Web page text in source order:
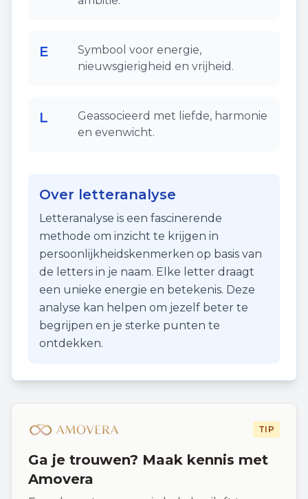
E
Symbool voor energie,
nieuwsgierigheid en vrijheid.
L
Geassocieerd met liefde, harmonie
en evenwicht.
Over letteranalyse
Letteranalyse is een fascinerende
methode om inzicht te krijgen in
persoonlijkheidskenmerken op basis van
de letters in je naam. Elke letter draagt
een unieke energie en betekenis. Deze
analyse kan helpen om jezelf beter te
begrijpen en je sterke punten te
ontdekken.
TIP
Ga je trouwen? Maak kennis met
Amovera